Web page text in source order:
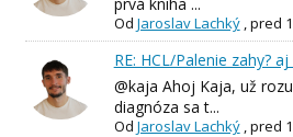
Od Jaroslav Lachký,pred
RE: HCL/Palenie zahy?
@kaja Ahoj Kaja, už
diagnóza sa t...
Od Jaroslav Lachký,pred